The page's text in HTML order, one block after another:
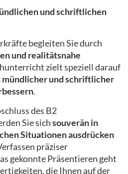
und schriftlichen
begleiten Sie durch
und realitätsnahe
zielt speziell darauf
und schriftlicher
.
des B2
Sie sichsouverän in
Situationen ausdrücken
präziser
gekonnte Präsentieren geht
die Ihnen auf der